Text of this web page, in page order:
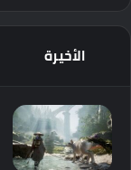
الأخيرة